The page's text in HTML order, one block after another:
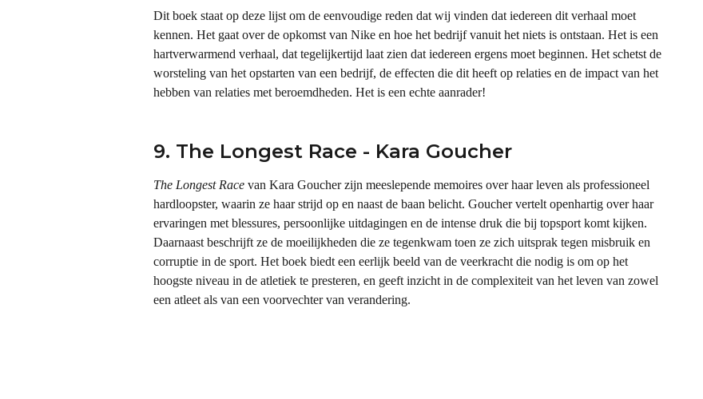
Dit boek staat op deze lijst om de eenvoudige reden dat wij vinden dat iedereen dit verhaal moet
kennen. Het gaat over de opkomst van Nike en hoe het bedrijf vanuit het niets is ontstaan. Het is een
hartverwarmend verhaal, dat tegelijkertijd laat zien dat iedereen ergens moet beginnen. Het schetst de
worsteling van het opstarten van een bedrijf, de effecten die dit heeft op relaties en de impact van het
hebben van relaties met beroemdheden. Het is een echte aanrader!
9. The Longest Race - Kara Goucher
The Longest Race van Kara Goucher zijn meeslepende memoires over haar leven als professioneel
hardloopster, waarin ze haar strijd op en naast de baan belicht. Goucher vertelt openhartig over haar
ervaringen met blessures, persoonlijke uitdagingen en de intense druk die bij topsport komt kijken.
Daarnaast beschrijft ze de moeilijkheden die ze tegenkwam toen ze zich uitsprak tegen misbruik en
corruptie in de sport. Het boek biedt een eerlijk beeld van de veerkracht die nodig is om op het
hoogste niveau in de atletiek te presteren, en geeft inzicht in de complexiteit van het leven van zowel
een atleet als van een voorvechter van verandering.